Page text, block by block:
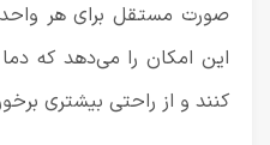
صورت مستقل برای هر واحد
این امکان را می‌دهد که
کنند و از راحتی بیشتری